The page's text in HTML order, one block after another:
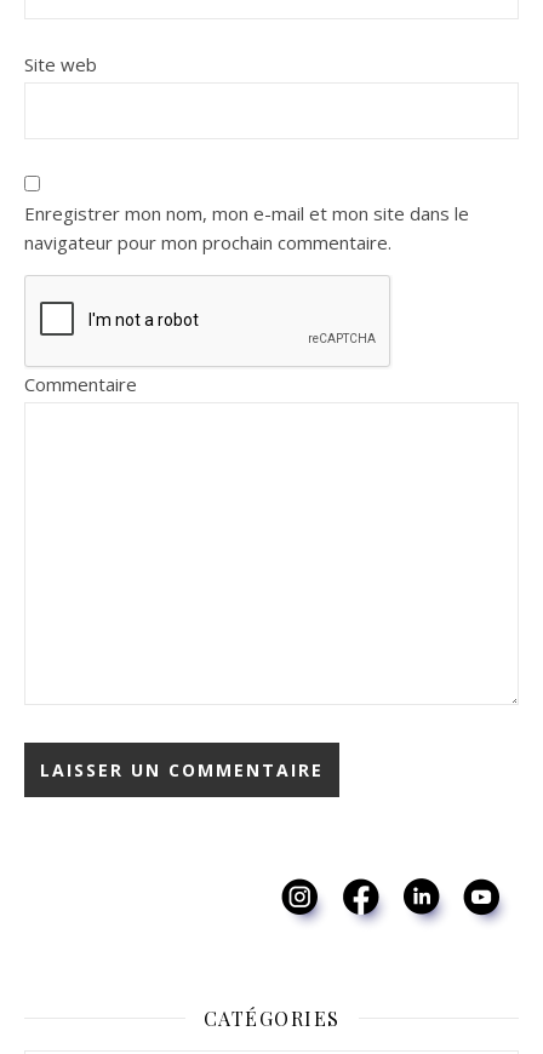
Site web
Enregistrer mon nom, mon e-mail et mon site dans le
navigateur pour mon prochain commentaire.
Commentaire
CATÉGORIES